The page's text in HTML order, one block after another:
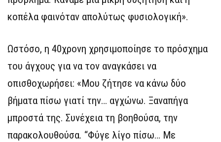
κοπέλα φαινόταν απολύτως φυσιολογική».
Ωστόσο, η 40χρονη χρησιμοποίησε το πρόσχημα
του άγχους για να τον αναγκάσει να
οπισθοχωρήσει: «Μου ζήτησε να κάνω δύο
βήματα πίσω γιατί την… αγχώνω. Ξαναπήγα
μπροστά της. Συνέχεια τη βοηθούσα, την
παρακολουθούσα. “Φύγε λίγο πίσω… Με